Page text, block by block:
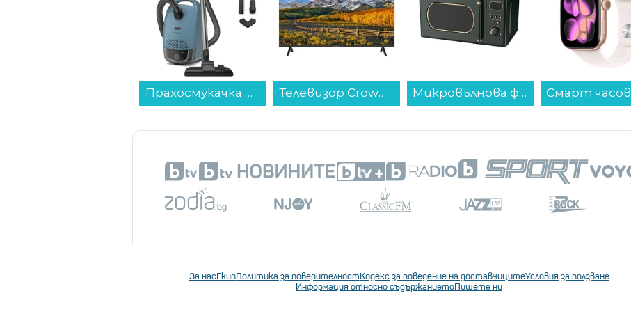
"Да сглобиш мебел с помощта на
производителя": Във Viber България са
измислили начин
Самите бизнеси вече ще могат да се идентифицират чрез
Телевизор Crown 43MB2S2FH , 109 см, 1920x1080 FULL HD , 43 inch, LED... Смарт часовник Apple Watch 11 42mm Rose Gold/Light Band S/M meu04 , 1.80 , 64 , Apple S10 SiP 64-bit Dual Core...
За насЕкипПолитика за поверителностКодекс за поведение на доставчицитеУсловия за ползване
Информация относно съдържаниетоПишете ни